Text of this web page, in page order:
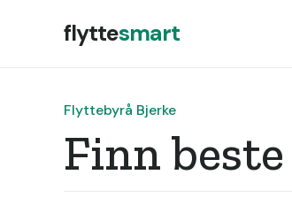
flyttesmart
Flyttebyrå Bjerke
Finn